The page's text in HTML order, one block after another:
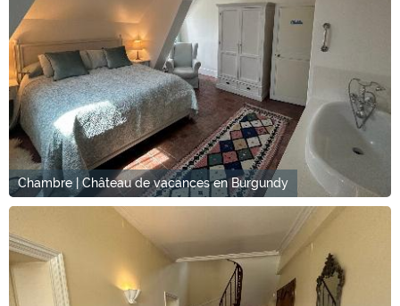
Chambre | Château de vacances en Burgundy